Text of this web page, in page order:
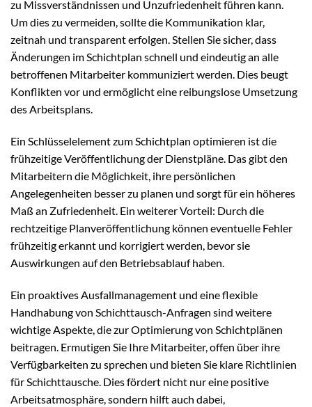
zu Missverständnissen und Unzufriedenheit führen kann.
Um dies zu vermeiden, sollte die Kommunikation klar,
zeitnah und transparent erfolgen. Stellen Sie sicher, dass
Änderungen im Schichtplan schnell und eindeutig an alle
betroffenen Mitarbeiter kommuniziert werden. Dies beugt
Konflikten vor und ermöglicht eine reibungslose Umsetzung
des Arbeitsplans.
Ein Schlüsselelement zum Schichtplan optimieren ist die
frühzeitige Veröffentlichung der Dienstpläne. Das gibt den
Mitarbeitern die Möglichkeit, ihre persönlichen
Angelegenheiten besser zu planen und sorgt für ein höheres
Maß an Zufriedenheit. Ein weiterer Vorteil: Durch die
rechtzeitige Planveröffentlichung können eventuelle Fehler
frühzeitig erkannt und korrigiert werden, bevor sie
Auswirkungen auf den Betriebsablauf haben.
Ein proaktives Ausfallmanagement und eine flexible
Handhabung von Schichttausch-Anfragen sind weitere
wichtige Aspekte, die zur Optimierung von Schichtplänen
beitragen. Ermutigen Sie Ihre Mitarbeiter, offen über ihre
Verfügbarkeiten zu sprechen und bieten Sie klare Richtlinien
für Schichttausche. Dies fördert nicht nur eine positive
Arbeitsatmosphäre, sondern hilft auch dabei,